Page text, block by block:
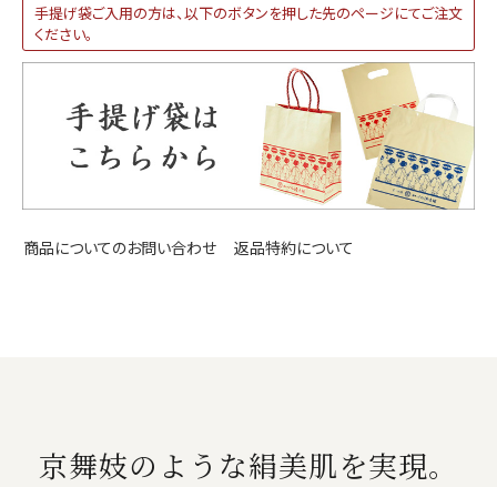
手提げ袋ご入用の方は、以下のボタンを押した先のページにてご注文
ください。
商品についてのお問い合わせ 返品特約について
京舞妓のような絹美肌を実現。